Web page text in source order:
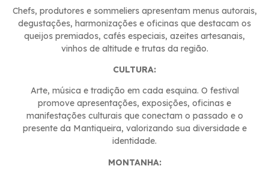
Chefs, produtores e sommeliers apresentam menus autorais,
degustações, harmonizações e oficinas que destacam os
queijos premiados, cafés especiais, azeites artesanais,
vinhos de altitude e trutas da região.
CULTURA:
Arte, música e tradição em cada esquina. O festival
promove apresentações, exposições, oficinas e
manifestações culturais que conectam o passado e o
presente da Mantiqueira, valorizando sua diversidade e
identidade.
MONTANHA: